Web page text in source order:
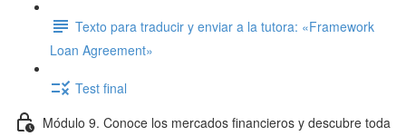
Texto para traducir y enviar a la tutora: «Framework
Loan Agreement»
Test final
Módulo 9. Conoce los mercados financieros y descubre toda